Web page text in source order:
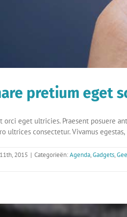
pretium eget
orci eget ultricies. Praesent posuere
ultrices consectetur. Vivamus
2015 | Categorieën:Agenda,Gadgets,